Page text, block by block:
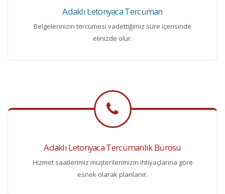
Adaklı Letonyaca Tercüman
Belgelerinizin tercümesi vadettiğimiz süre içerisinde
elinizde olur.
Adaklı Letonyaca Tercümanlık Bürosu
Hizmet saatlerimiz müşterilerimizin ihtiyaçlarına göre
esnek olarak planlanır.